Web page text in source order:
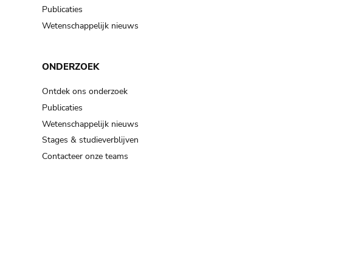
Publicaties
Wetenschappelijk nieuws
ONDERZOEK
Ontdek ons onderzoek
Publicaties
Wetenschappelijk nieuws
Stages & studieverblijven
Contacteer onze teams